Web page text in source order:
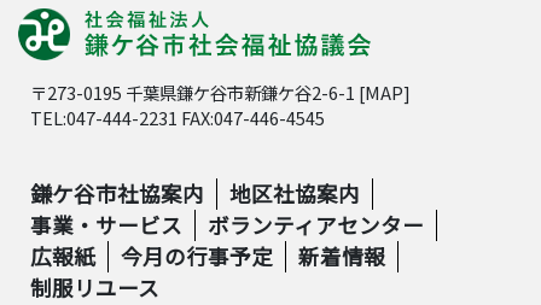
〒273-0195 千葉県鎌ケ谷市新鎌ケ谷2-6-1 [MAP]
TEL:047-444-2231 FAX:047-446-4545
鎌ケ谷市社協案内
地区社協案内
事業・サービス
ボランティアセンター
広報紙
今月の行事予定
新着情報
制服リユース